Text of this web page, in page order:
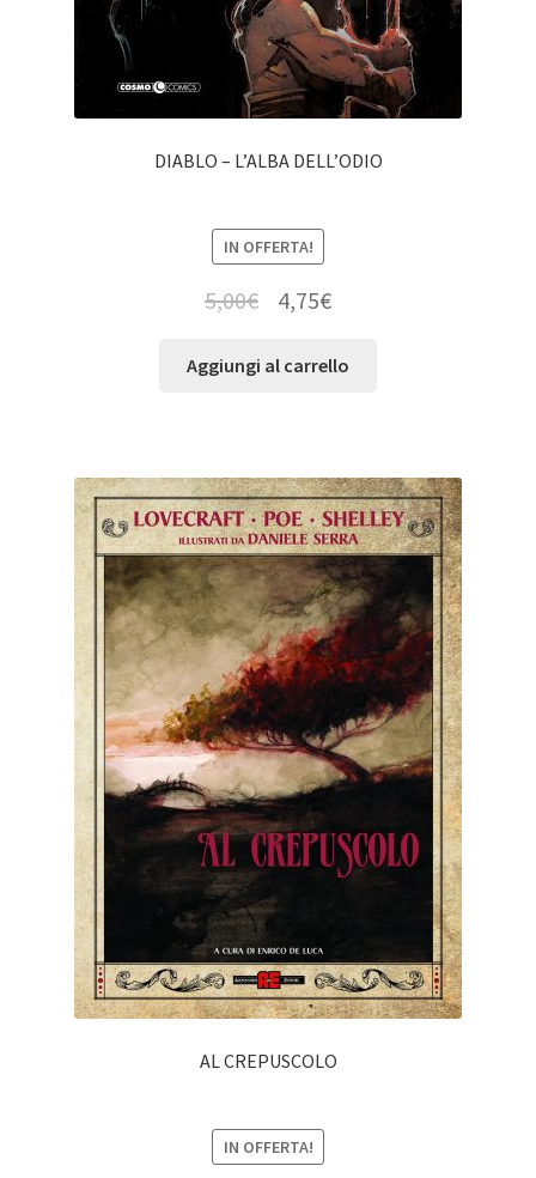
DIABLO – L’ALBA DELL’ODIO
IN OFFERTA!
5,00€ 4,75€
Aggiungi al carrello
AL CREPUSCOLO
IN OFFERTA!